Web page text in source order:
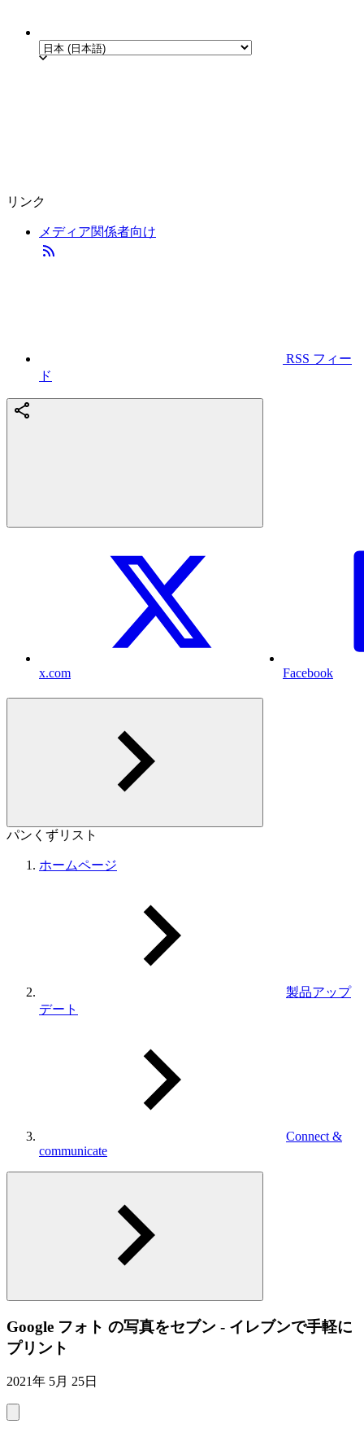
リンク
メディア関係者向け
RSS フィー
ド
x.com Facebook
パンくずリスト
ホームページ
製品アップ
デート
Connect &
communicate
Google フォト の写真をセブン - イレブンで手軽に
プリント
2021年 5月 25日